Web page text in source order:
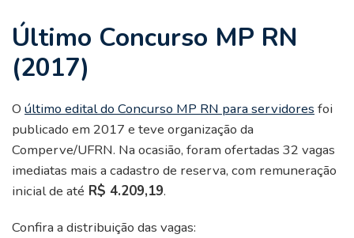
Último Concurso MP RN
(2017)
O último edital do Concurso MP RN para servidores foi
publicado em 2017 e teve organização da
Comperve/UFRN. Na ocasião, foram ofertadas 32 vagas
imediatas mais a cadastro de reserva, com remuneração
inicial de até R$ 4.209,19.
Confira a distribuição das vagas: